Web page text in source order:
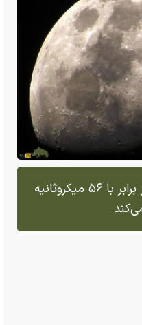
ساعت‌ها بر روی ماه، هر روز برابر با ۵۶ میکروثانیه